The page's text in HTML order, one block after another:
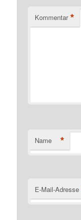
Kommentar *
Name *
E-Mail-Adresse